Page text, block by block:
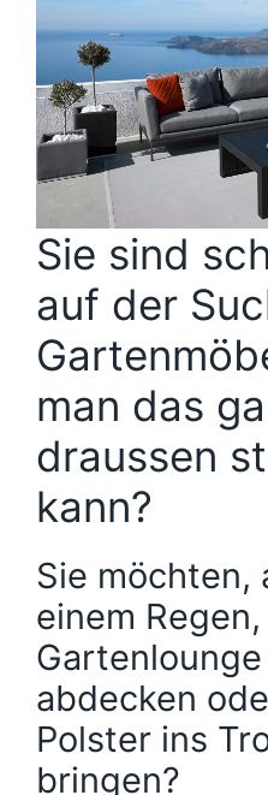
Sie sind
auf der
man das
draussen
kann?
Sie möchten,
einem
abdecken
Polster ins
bringen?